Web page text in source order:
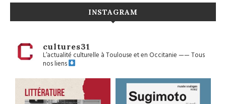
INSTAGRAM
cultures31
L’actualité culturelle à Toulouse et en Occitanie——Tous
nos liens